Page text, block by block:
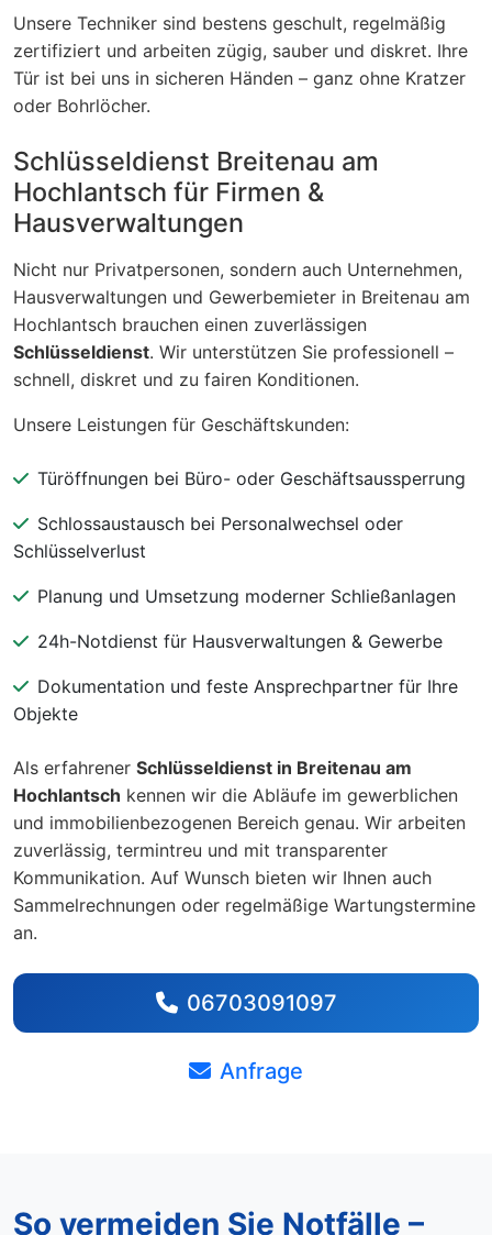
Unsere Techniker sind bestens geschult, regelmäßig
zertifiziert und arbeiten zügig, sauber und diskret. Ihre
Tür ist bei uns in sicheren Händen – ganz ohne Kratzer
oder Bohrlöcher.
Schlüsseldienst Breitenau am
Hochlantsch für Firmen &
Hausverwaltungen
Nicht nur Privatpersonen, sondern auch Unternehmen,
Hausverwaltungen und Gewerbemieter in Breitenau am
Hochlantsch brauchen einen zuverlässigen
Schlüsseldienst. Wir unterstützen Sie professionell –
schnell, diskret und zu fairen Konditionen.
Unsere Leistungen für Geschäftskunden:
Türöffnungen bei Büro- oder Geschäftsaussperrung
Schlossaustausch bei Personalwechsel oder
Schlüsselverlust
Planung und Umsetzung moderner Schließanlagen
24h-Notdienst für Hausverwaltungen & Gewerbe
Dokumentation und feste Ansprechpartner für Ihre
Objekte
Als erfahrener Schlüsseldienst in Breitenau am
Hochlantsch kennen wir die Abläufe im gewerblichen
und immobilienbezogenen Bereich genau. Wir arbeiten
zuverlässig, termintreu und mit transparenter
Kommunikation. Auf Wunsch bieten wir Ihnen auch
Sammelrechnungen oder regelmäßige Wartungstermine
an.
06703091097
Anfrage
So vermeiden Sie Notfälle –